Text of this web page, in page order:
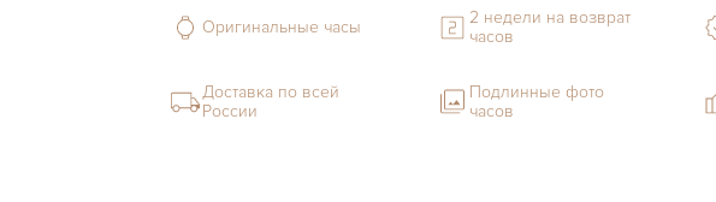
Оригинальные часы
2 недели на возврат
часов
Доставка по всей
России
Подлинные фото
часов